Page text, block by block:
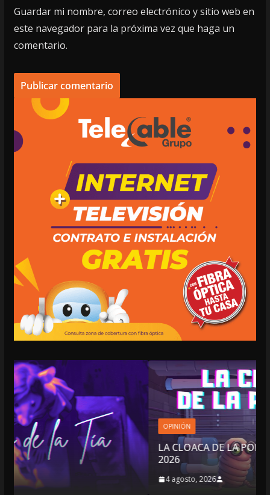
Guardar mi nombre, correo electrónico y sitio web en
este navegador para la próxima vez que haga un
comentario.
OPINIÓN
LA CLOACA DE LA POLÍTICA | 4 DE AGOSTO DE
2026
4 agosto, 2026